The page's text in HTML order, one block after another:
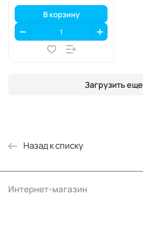
В корзину
Загрузить еще
Назад к списку
Интернет-магазин